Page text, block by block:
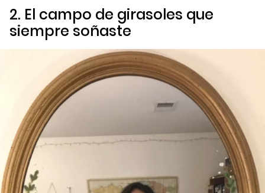
2. El campo de girasoles que
siempre soñaste